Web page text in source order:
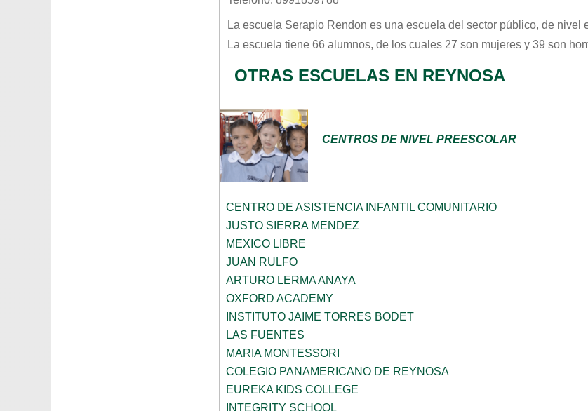
La escuela Serapio Rendon es una escuela del sector público, de nivel
La escuela tiene 66 alumnos, de los cuales 27 son mujeres y 39 son
OTRAS ESCUELAS EN REYNOSA
CENTROS DE NIVEL PREESCOLAR
CENTRO DE ASISTENCIA INFANTIL COMUNITARIO
JUSTO SIERRA MENDEZ
MEXICO LIBRE
JUAN RULFO
ARTURO LERMA ANAYA
OXFORD ACADEMY
INSTITUTO JAIME TORRES BODET
LAS FUENTES
MARIA MONTESSORI
COLEGIO PANAMERICANO DE REYNOSA
EUREKA KIDS COLLEGE
INTEGRITY SCHOOL